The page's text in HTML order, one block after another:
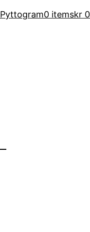
Pyttogram0 itemskr 0